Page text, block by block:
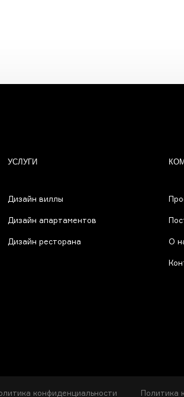
УСЛУГИ
Дизайн виллы
Дизайн апартаментов
Дизайн ресторана О
конфиденциальности Политика